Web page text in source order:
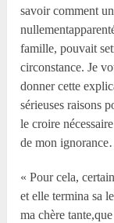
savoir comment
famille, pouvait
circonstance. Je
donner cette
sérieuses raisons
le croire
de mon
« Pour cela,
et elle termina sa
ma chère